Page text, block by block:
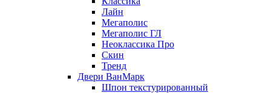
Лайн
Мегаполис
Мегаполис ГЛ
Неоклассика Про
Скин
Тренд
Двери ВанМарк
Шпон текстурированный